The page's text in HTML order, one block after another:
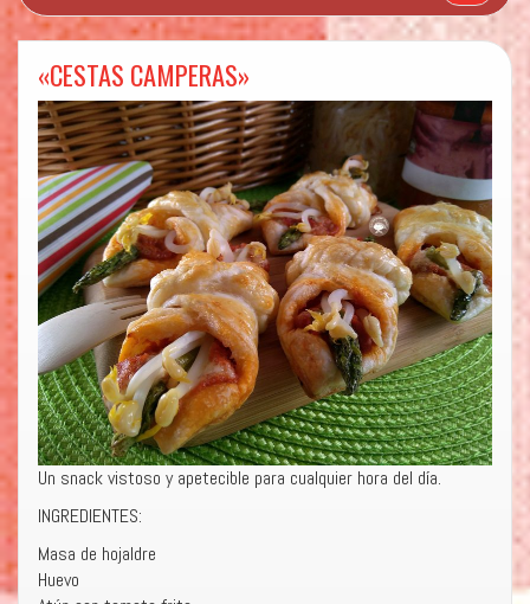
«CESTAS CAMPERAS»
Un snack vistoso y apetecible para cualquier hora del día.
INGREDIENTES:
Masa de hojaldre
Huevo